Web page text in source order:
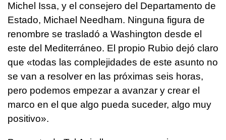
Michel Issa, y el consejero del Departamento de
Estado, Michael Needham. Ninguna figura de
renombre se trasladó a Washington desde el
este del Mediterráneo. El propio Rubio dejó claro
que «todas las complejidades de este asunto no
se van a resolver en las próximas seis horas,
pero podemos empezar a avanzar y crear el
marco en el que algo pueda suceder, algo muy
positivo».